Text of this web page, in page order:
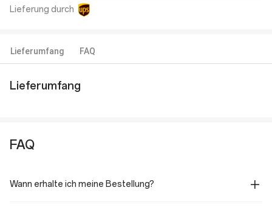
Lieferung durch
Lieferumfang FAQ
Lieferumfang
FAQ
Wann erhalte ich meine Bestellung?